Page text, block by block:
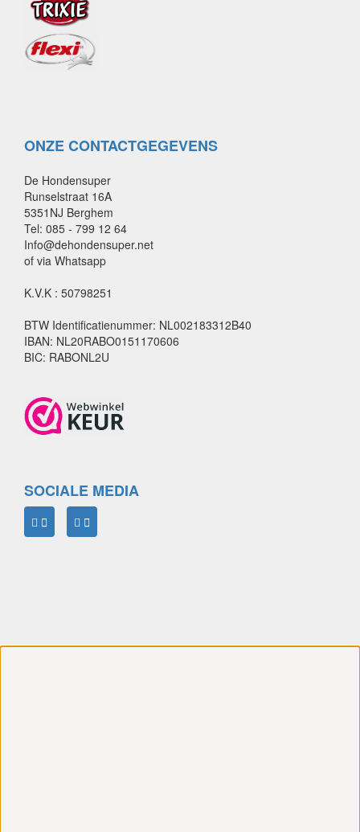
ONZE CONTACTGEGEVENS
De Hondensuper
Runselstraat 16A
5351NJ Berghem
Tel: 085 - 799 12 64
Info@dehondensuper.net
of via Whatsapp
K.V.K : 50798251
BTW Identificatienummer: NL002183312B40
IBAN: NL20RABO0151170606
BIC: RABONL2U
SOCIALE MEDIA